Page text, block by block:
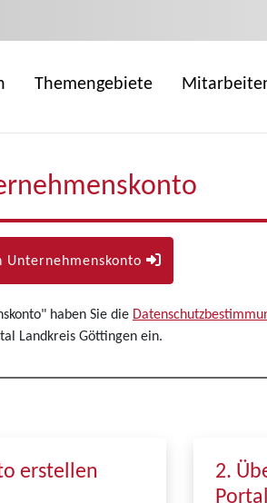
Themengebiete
haben Sie die
Landkreis Göttingen ein.
erstellen
2.